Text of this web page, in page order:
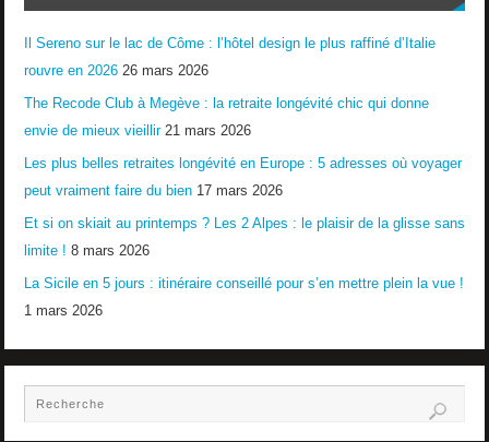
Il Sereno sur le lac de Côme : l’hôtel design le plus raffiné d’Italie
rouvre en 2026 26 mars 2026
The Recode Club à Megève : la retraite longévité chic qui donne
envie de mieux vieillir 21 mars 2026
Les plus belles retraites longévité en Europe : 5 adresses où voyager
peut vraiment faire du bien 17 mars 2026
Et si on skiait au printemps ? Les 2 Alpes : le plaisir de la glisse sans
limite ! 8 mars 2026
La Sicile en 5 jours : itinéraire conseillé pour s’en mettre plein la vue !
1 mars 2026